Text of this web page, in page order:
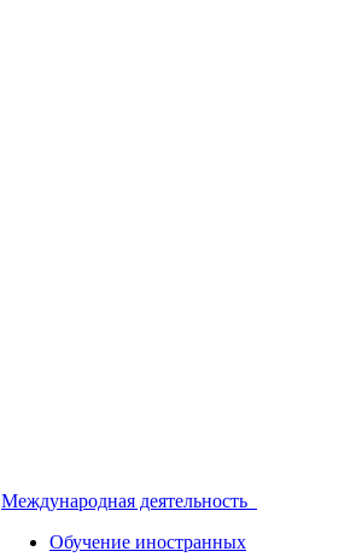
Международная деятельность
Обучение иностранных